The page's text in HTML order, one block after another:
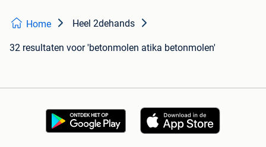
Home Heel 2dehands
32 resultaten voor 'betonmolen atika betonmolen'